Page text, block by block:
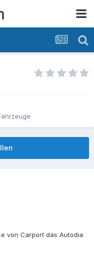
von Carport das Autodia